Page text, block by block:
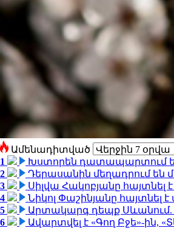
Ամենադիտված
1
Խստորեն դատապարտում եմ
2
Դերասանին մեղադրում են
3
Սիլվա Հակոբյանը հայտնել
4
Նիկոլ Փաշինյանը
5
Արտակարգ դեպք Սևանում.
6
Ավարտվել է «Գող Բջե»-ին,